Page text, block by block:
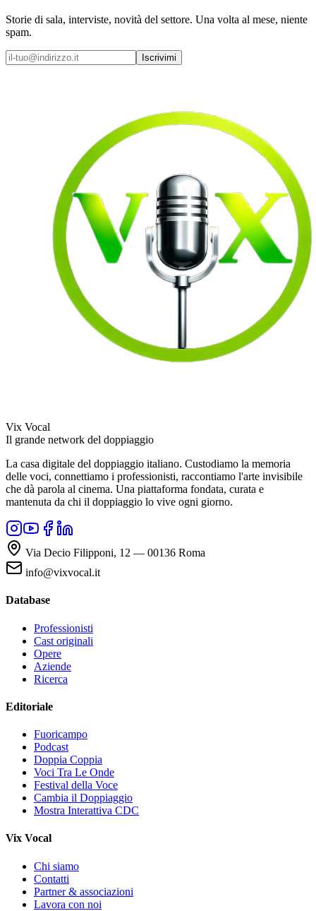
Storie di sala, interviste, novità del settore. Una volta al mese, niente
spam.
Iscrivimi
Vix Vocal
Il grande network del doppiaggio
La casa digitale del doppiaggio italiano. Custodiamo la memoria
delle voci, connettiamo i professionisti, raccontiamo l'arte invisibile
che dà parola al cinema. Una piattaforma fondata, curata e
mantenuta da chi il doppiaggio lo vive ogni giorno.
Via Decio Filipponi, 12 — 00136 Roma
info@vixvocal.it
Database
Professionisti
Cast originali
Opere
Aziende
Ricerca
Editoriale
Fuoricampo
Podcast
Doppia Coppia
Voci Tra Le Onde
Festival della Voce
Cambia il Doppiaggio
Mostra Interattiva CDC
Vix Vocal
Chi siamo
Contatti
Partner & associazioni
Lavora con noi